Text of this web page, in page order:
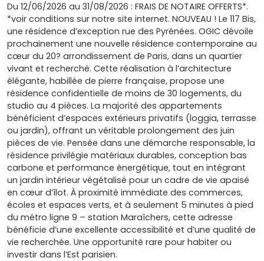
Du 12/06/2026 au 31/08/2026 : FRAIS DE NOTAIRE OFFERTS*.
*voir conditions sur notre site internet. NOUVEAU ! Le 117 Bis,
une résidence d’exception rue des Pyrénées. OGIC dévoile
prochainement une nouvelle résidence contemporaine au
cœur du 20? arrondissement de Paris, dans un quartier
vivant et recherché. Cette réalisation à l’architecture
élégante, habillée de pierre française, propose une
résidence confidentielle de moins de 30 logements, du
studio au 4 pièces. La majorité des appartements
bénéficient d’espaces extérieurs privatifs (loggia, terrasse
ou jardin), offrant un véritable prolongement des juin
pièces de vie. Pensée dans une démarche responsable, la
résidence privilégie matériaux durables, conception bas
carbone et performance énergétique, tout en intégrant
un jardin intérieur végétalisé pour un cadre de vie apaisé
en cœur d’îlot. À proximité immédiate des commerces,
écoles et espaces verts, et à seulement 5 minutes à pied
du métro ligne 9 – station Maraîchers, cette adresse
bénéficie d’une excellente accessibilité et d’une qualité de
vie recherchée. Une opportunité rare pour habiter ou
investir dans l’Est parisien.